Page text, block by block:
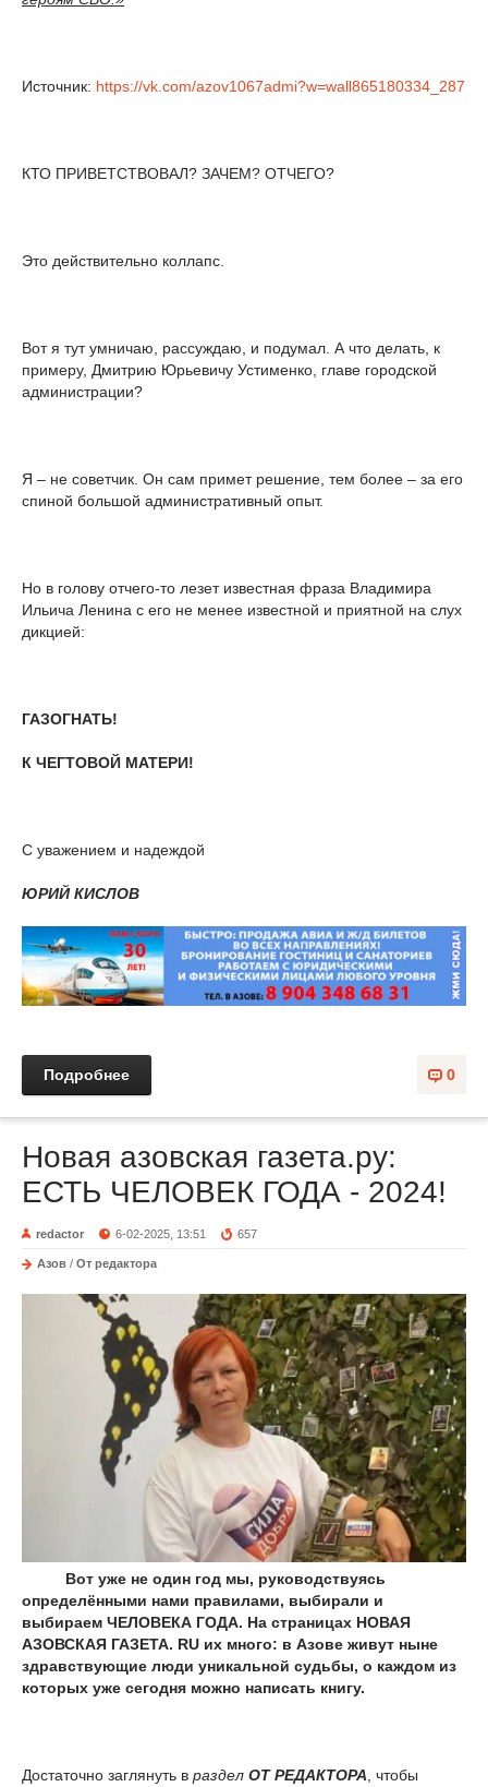
Источник: https://vk.com/azov1067admi?w=wall865180334_287
КТО ПРИВЕТСТВОВАЛ? ЗАЧЕМ? ОТЧЕГО?
Это действительно коллапс.
Вот я тут умничаю, рассуждаю, и подумал. А что делать, к
примеру, Дмитрию Юрьевичу Устименко, главе городской
администрации?
Я – не советчик. Он сам примет решение, тем более – за его
спиной большой административный опыт.
Но в голову отчего-то лезет известная фраза Владимира
Ильича Ленина с его не менее известной и приятной на слух
дикцией:
ГАЗОГНАТЬ!
К ЧЕГТОВОЙ МАТЕРИ!
С уважением и надеждой
ЮРИЙ КИСЛОВ
0
Подробнее
Новая азовская газета.ру:
ЕСТЬ ЧЕЛОВЕК ГОДА - 2024!
redactor 6-02-2025, 13:51 657
Азов / От редактора
Вот уже не один год мы, руководствуясь
определёнными нами правилами, выбирали и
выбираем ЧЕЛОВЕКА ГОДА. На страницах НОВАЯ
АЗОВСКАЯ ГАЗЕТА. RU их много: в Азове живут ныне
здравствующие люди уникальной судьбы, о каждом из
которых уже сегодня можно написать книгу.
Достаточно заглянуть в раздел ОТ РЕДАКТОРА, чтобы